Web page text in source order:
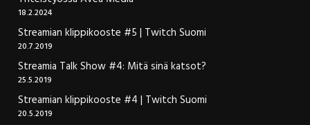
18.2.2024
Streamian klippikooste #5 | Twitch Suomi
20.7.2019
Streamia Talk Show #4: Mitä sinä katsot?
25.5.2019
Streamian klippikooste #4 | Twitch Suomi
20.5.2019